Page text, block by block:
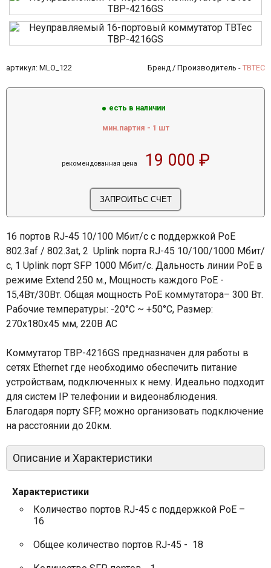
артикул: MLO_122 Бренд / Производитель - TBTEC
есть в наличии
мин.партия - 1 шт
рекомендованная цена 19 000 ₽
16 портов RJ-45 10/100 Мбит/с с поддержкой PoE
802.3af / 802.3at, 2 Uplink порта RJ-45 10/100/1000 Мбит/
с, 1 Uplink порт SFP 1000 Мбит/с. Дальность линии PoE в
режиме Extend 250 м., Мощность каждого PoE -
15,4Вт/30Вт. Общая мощность PoE коммутатора– 300 Вт.
Рабочие температуры: -20°С ~ +50°С, Размер:
270x180x45 мм, 220В AC
Коммутатор TBP-4216GS предназначен для работы в
сетях Ethernet где необходимо обеспечить питание
устройствам, подключенных к нему. Идеально подходит
для систем IP телефонии и видеонаблюдения.
Благодаря порту SFP, можно организовать подключение
на расстоянии до 20км.
Описание и Характеристики
Характеристики
Количество портов RJ-45 с поддержкой PoE –
16
Общее количество портов RJ-45 - 18